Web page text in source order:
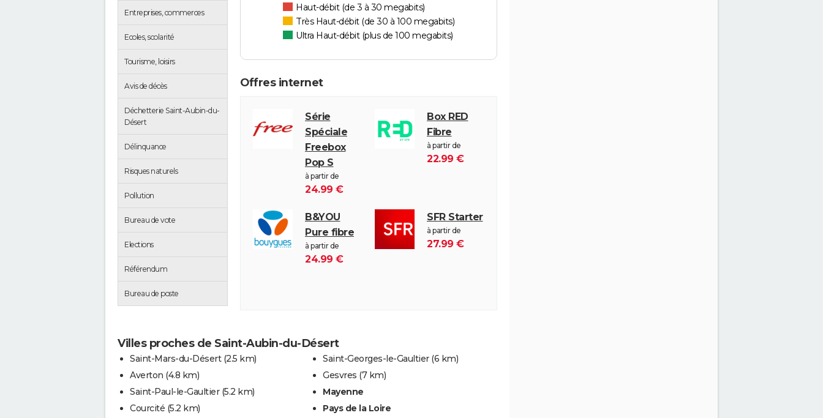
Entreprises, commerces
Ecoles, scolarité
Tourisme, loisirs
Avis de décès
Déchetterie Saint-Aubin-du-
Désert
Délinquance
Risques naturels
Pollution
Bureau de vote
Elections
Référendum
Bureau de poste
Haut-débit (de 3 à 30 megabits)
Très Haut-débit (de 30 à 100 megabits)
Ultra Haut-débit (plus de 100 megabits)
Offres internet
Série
Spéciale
Freebox
Pop S
à partir de
24.99 €
Box RED
Fibre
à partir de
22.99 €
B&YOU
Pure fibre
à partir de
24.99 €
SFR Starter
à partir de
27.99 €
Villes proches de Saint-Aubin-du-Désert
Saint-Mars-du-Désert (2.5 km)
Averton (4.8 km)
Saint-Paul-le-Gaultier (5.2 km)
Courcité (5.2 km)
Saint-Georges-le-Gaultier (6 km)
Gesvres (7 km)
Mayenne
Pays de la Loire